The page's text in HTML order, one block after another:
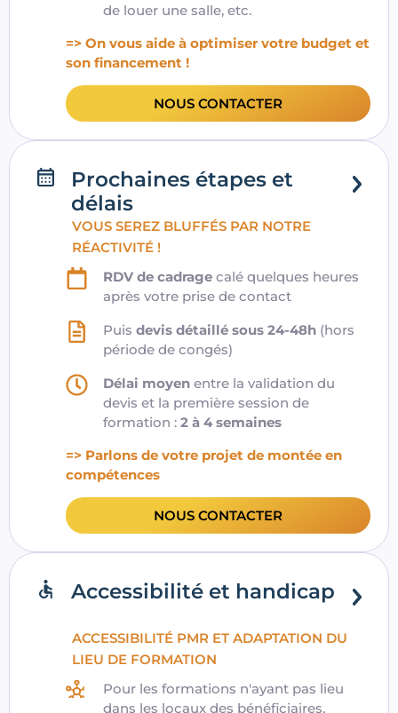
de louer une salle, etc.
=> On vous aide à optimiser votre budget et
son financement !
NOUS CONTACTER
Prochaines étapes et
délais
VOUS SEREZ BLUFFÉS PAR NOTRE
RÉACTIVITÉ !
RDV de cadrage calé quelques heures
après votre prise de contact
Puisdevis détaillé sous 24-48h (hors
période de congés)
Délai moyen entre la validation du
devis et la première session de
formation :2 à 4 semaines
=> Parlons de votre projet de montée en
compétences
NOUS CONTACTER
Accessibilité et handicap
ACCESSIBILITÉ PMR ET ADAPTATION DU
LIEU DE FORMATION
Pour les formations n'ayant pas lieu
dans les locaux des bénéficiaires,